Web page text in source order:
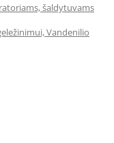
šaldytuvams
Vandenilio